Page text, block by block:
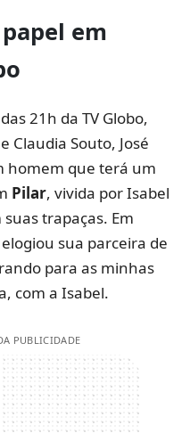
em
21h da TV Globo,
Claudia Souto, José
homem que terá um
Pilar, vivida por Isabel
trapaças. Em
sua parceira de
para as minhas
com a Isabel.
PUBLICIDADE